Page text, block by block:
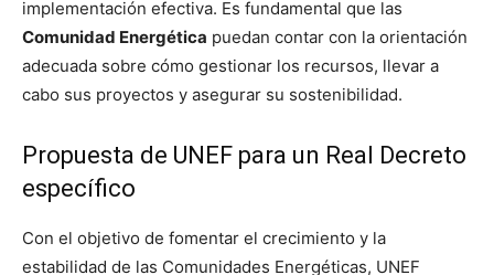
implementación efectiva. Es fundamental que las
Comunidad Energética puedan contar con la orientación
adecuada sobre cómo gestionar los recursos, llevar a
cabo sus proyectos y asegurar su sostenibilidad.
Propuesta de UNEF para un Real Decreto
específico
Con el objetivo de fomentar el crecimiento y la
estabilidad de las Comunidades Energéticas, UNEF